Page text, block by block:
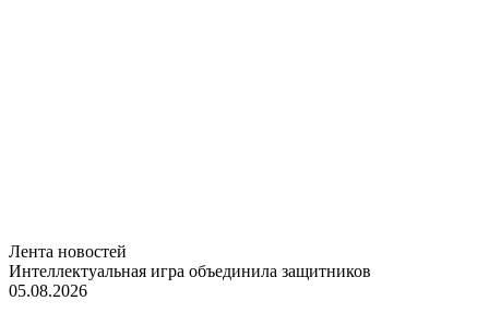
Лента новостей
Интеллектуальная игра объединила защитников
05.08.2026